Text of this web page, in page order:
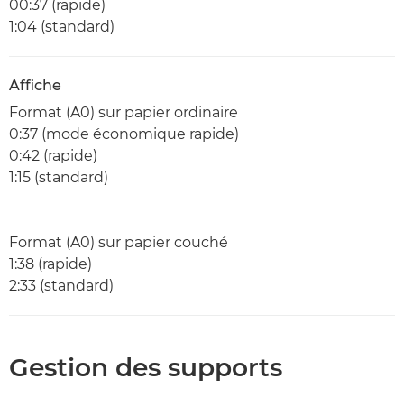
00:37 (rapide)
1:04 (standard)
Affiche
Format (A0) sur papier ordinaire
0:37 (mode économique rapide)
0:42 (rapide)
1:15 (standard)
Format (A0) sur papier couché
1:38 (rapide)
2:33 (standard)
Gestion des supports